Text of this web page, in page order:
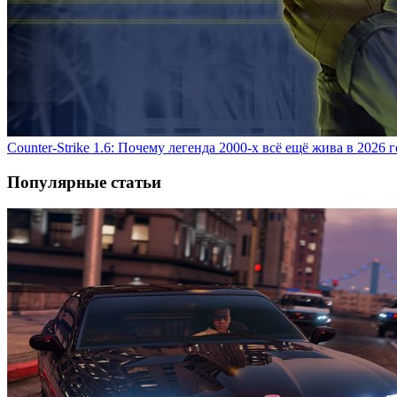
Counter-Strike 1.6: Почему легенда 2000-х всё ещё жива в 2026
Популярные статьи